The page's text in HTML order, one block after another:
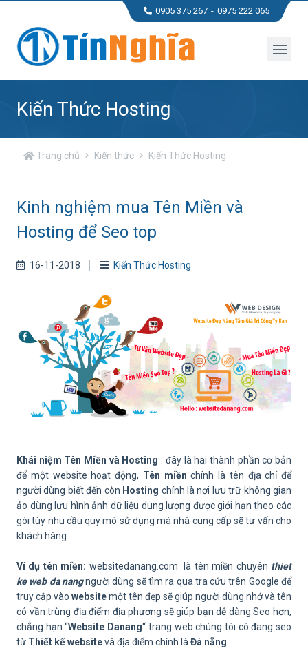
0905 375 267 0975 222 065
Kiến Thức Hosting
Trang chủ Kiến thức Kiến Thức Hosting
Kinh nghiệm mua Tên Miền và
Hosting để Seo top
16-11-2018 Kiến Thức Hosting
Khái niệm Tên Miền và Hosting : đây là hai thành phần cơ bản
để một website hoạt động, Tên miền chính là tên địa chỉ để
người dùng biết đến còn Hosting chính là nơi lưu trữ không gian
ảo dùng lưu hình ảnh dữ liệu dung lượng được giới hạn theo các
gói tùy nhu cầu quy mô sử dụng mà nhà cung cấp sẽ tư vấn cho
khách hàng.
Ví dụ tên miền: websitedanang.com là tên miền chuyên thiet
ke web da nangngười dùng sẽ tìm ra qua tra cứu trên Google để
truy cập vào websitemột tên đẹp sẽ giúp người dùng nhớ và tên
có vần trùng địa điểm địa phương sẽ giúp bạn dễ dàng Seo hơn,
chẳng hạn “Website Danang“ trang web chúng tôi có đang seo
từ Thiết kế websitevà địa điểm chính là Đà nẵng